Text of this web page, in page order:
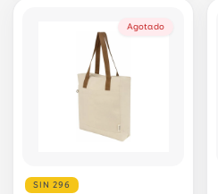
Agotado
SIN 296